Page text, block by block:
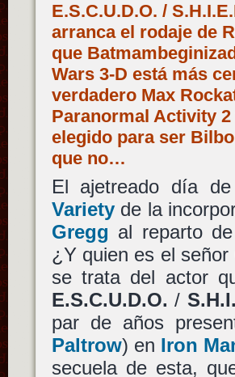
E.S.C.U.D.O. /
arranca el rodaje de
que
Wars 3-D está más
verdadero Max
Paranormal Activity
elegido para ser
que no…
El ajetreado día
Varietyde la
Gregg al reparto
¿Y quien es el señor
se trata del actor
E.S.C.U.D.O. /
par de años
Paltrow) en Iron
secuela de esta,